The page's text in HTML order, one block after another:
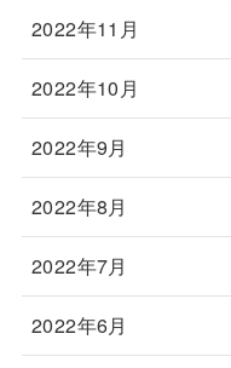
2022年11月
2022年10月
2022年9月
2022年8月
2022年7月
2022年6月